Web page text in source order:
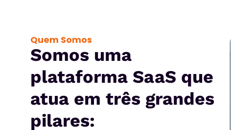
Quem Somos
Somos uma
plataforma SaaS que
atua em três grandes
pilares: